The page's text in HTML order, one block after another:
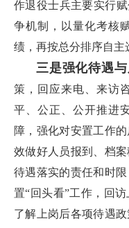
作退役士兵主要实行
争机制，以量化考核
绩，再按总分排序自主
三是强化待遇与
策，回应来电、来访
平、公正、公开推进
障，强化对安置工作
效做好人员报到、档
待遇落实的责任和时
置“回头看”工作，回
了解上岗后各项待遇